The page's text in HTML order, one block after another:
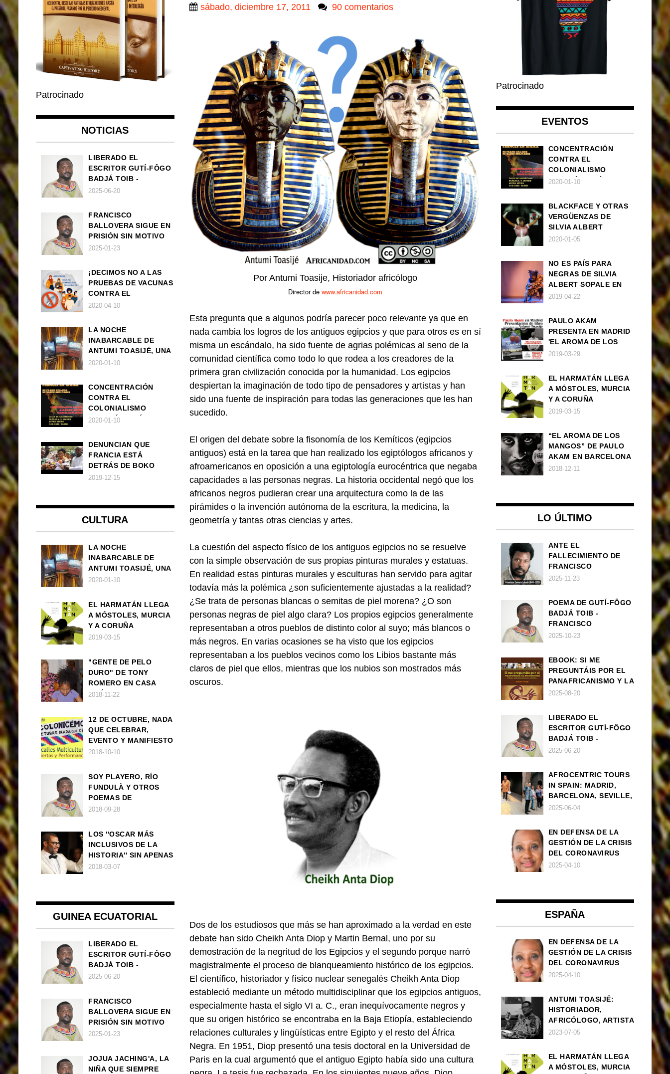
sábado, diciembre 17, 2011 90 comentarios
Por Antumi Toasije, Historiador africólogo
Director de www.africanidad.com
Esta pregunta que a algunos podría parecer poco relevante ya que en
nada cambia los logros de los antiguos egipcios y que para otros es en sí
misma un escándalo, ha sido fuente de agrias polémicas al seno de la
comunidad científica como todo lo que rodea a los creadores de la
primera gran civilización conocida por la humanidad. Los egipcios
despiertan la imaginación de todo tipo de pensadores y artistas y han
sido una fuente de inspiración para todas las generaciones que les han
sucedido.
El origen del debate sobre la fisonomía de los Kemíticos (egipcios
antiguos) está en la tarea que han realizado los egiptólogos africanos y
afroamericanos en oposición a una egiptología eurocéntrica que negaba
capacidades a las personas negras. La historia occidental negó que los
africanos negros pudieran crear una arquitectura como la de las
pirámides o la invención autónoma de la escritura, la medicina, la
geometría y tantas otras ciencias y artes.
La cuestión del aspecto físico de los antiguos egipcios no se resuelve
con la simple observación de sus propias pinturas murales y estatuas.
En realidad estas pinturas murales y esculturas han servido para agitar
todavía más la polémica ¿son suficientemente ajustadas a la realidad?
¿Se trata de personas blancas o semitas de piel morena? ¿O son
personas negras de piel algo clara? Los propios egipcios generalmente
representaban a otros pueblos de distinto color al suyo; más blancos o
más negros. En varias ocasiones se ha visto que los egipcios
representaban a los pueblos vecinos como los Libios bastante más
claros de piel que ellos, mientras que los nubios son mostrados más
oscuros.
Dos de los estudiosos que más se han aproximado a la verdad en este
debate han sido Cheikh Anta Diop y Martin Bernal, uno por su
demostración de la negritud de los Egipcios y el segundo porque narró
magistralmente el proceso de blanqueamiento histórico de los egipcios.
El científico, historiador y físico nuclear senegalés Cheikh Anta Diop
estableció mediante un método multidisciplinar que los egipcios antiguos,
especialmente hasta el siglo VI a. C., eran inequívocamente negros y
que su origen histórico se encontraba en la Baja Etiopía, estableciendo
relaciones culturales y lingüísticas entre Egipto y el resto del África
Negra. En 1951, Diop presentó una tesis doctoral en la Universidad de
Paris en la cual argumentó que el antiguo Egipto había sido una cultura
Patrocinado
NOTICIAS
LIBERADO EL
ESCRITOR GUTÍ-FÔGO
BADJÁ TOIB -
FRANCISCO
2025-06-20
FRANCISCO
BALLOVERA SIGUE EN
PRISIÓN SIN MOTIVO
ALGUNO
2025-01-23
¡DECIMOS NO A LAS
PRUEBAS DE VACUNAS
CONTRA EL
CORONAVIRUS EN
2020-04-10
LA NOCHE
INABARCABLE DE
ANTUMI TOASIJÉ, UNA
NOVELA
2020-01-10
CONCENTRACIÓN
CONTRA EL
COLONIALISMO
FRANCÉS EN ÁFRICA
2020-01-10
DENUNCIAN QUE
FRANCIA ESTÁ
DETRÁS DE BOKO
HARAM
2019-12-15
CULTURA
LA NOCHE
INABARCABLE DE
ANTUMI TOASIJÉ, UNA
NOVELA
2020-01-10
EL HARMATÁN LLEGA
A MÓSTOLES, MURCIA
Y A CORUÑA
2019-03-15
"GENTE DE PELO
DURO" DE TONY
ROMERO EN CASA
AMÉRICA
2018-11-22
12 DE OCTUBRE, NADA
QUE CELEBRAR,
EVENTO Y MANIFIESTO
2018-10-10
SOY PLAYERO, RÍO
FUNDULÀ Y OTROS
POEMAS DE
FRANCISCO
2018-09-28
LOS ''OSCAR MÁS
INCLUSIVOS DE LA
HISTORIA'' SIN APENAS
TRIUNFOS AFRO
2018-03-07
GUINEA ECUATORIAL
LIBERADO EL
ESCRITOR GUTÍ-FÔGO
BADJÁ TOIB -
FRANCISCO
2025-06-20
FRANCISCO
BALLOVERA SIGUE EN
PRISIÓN SIN MOTIVO
ALGUNO
2025-01-23
JOJUA JACHING'A, LA
NIÑA QUE SIEMPRE
Patrocinado
EVENTOS
CONCENTRACIÓN
CONTRA EL
COLONIALISMO
FRANCÉS EN ÁFRICA
2020-01-10
BLACKFACE Y OTRAS
VERGÜENZAS DE
SILVIA ALBERT
SOPALE EN MADRID
2020-01-05
NO ES PAÍS PARA
NEGRAS DE SILVIA
ALBERT SOPALE EN
BARCELONA
2019-04-22
PAULO AKAM
PRESENTA EN MADRID
'EL AROMA DE LOS
MANGOS', UNA
AFRODESCENDENCIA
2019-03-29
EL HARMATÁN LLEGA
A MÓSTOLES, MURCIA
Y A CORUÑA
2019-03-15
“EL AROMA DE LOS
MANGOS” DE PAULO
AKAM EN BARCELONA
2018-12-11
LO ÚLTIMO
ANTE EL
FALLECIMIENTO DE
FRANCISCO
ZAMORA LOBOCH
2025-11-23
POEMA DE GUTÍ-FÔGO
BADJÁ TOIB -
FRANCISCO
BALLOVERA ESTRADA:
2025-10-23
EBOOK: SI ME
PREGUNTÁIS POR EL
PANAFRICANISMO Y LA
AFROCENTRICIDAD
2025-08-20
LIBERADO EL
ESCRITOR GUTÍ-FÔGO
BADJÁ TOIB -
FRANCISCO
2025-06-20
AFROCENTRIC TOURS
IN SPAIN: MADRID,
BARCELONA, SEVILLE,
IBIZA
2025-06-04
EN DEFENSA DE LA
GESTIÓN DE LA CRISIS
DEL CORONAVIRUS
POR PARTE DEL
2025-04-10
ESPAÑA
EN DEFENSA DE LA
GESTIÓN DE LA CRISIS
DEL CORONAVIRUS
POR PARTE DEL
2025-04-10
ANTUMI TOASIJÉ:
HISTORIADOR,
AFRICÓLOGO, ARTISTA
2023-07-05
EL HARMATÁN LLEGA
A MÓSTOLES, MURCIA